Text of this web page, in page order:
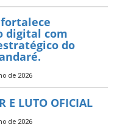
de 2026
abre
o Festival
2026
de 2026
Urbana!
de 2026